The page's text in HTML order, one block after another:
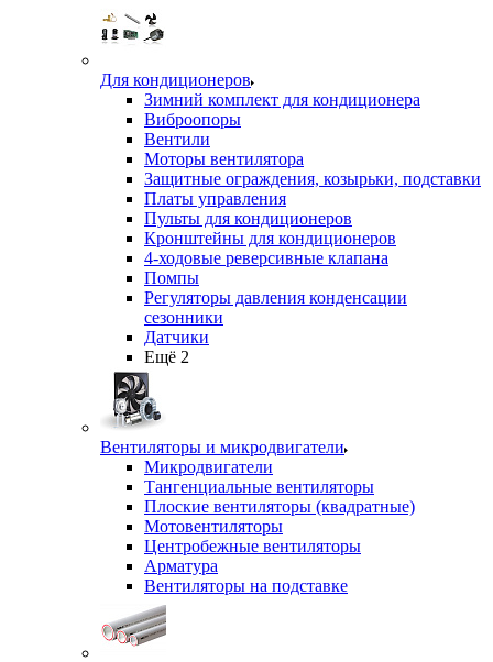
Для кондиционеров
Зимний комплект для кондиционера
Виброопоры
Вентили
Моторы вентилятора
Защитные ограждения, козырьки, подставки
Платы управления
Пульты для кондиционеров
Кронштейны для кондиционеров
4-ходовые реверсивные клапана
Помпы
Регуляторы давления конденсации
сезонники
Датчики
Ещё 2
Вентиляторы и микродвигатели
Микродвигатели
Тангенциальные вентиляторы
Плоские вентиляторы (квадратные)
Мотовентиляторы
Центробежные вентиляторы
Арматура
Вентиляторы на подставке